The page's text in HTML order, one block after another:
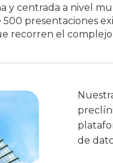
y centrada a nivel
presentaciones
recorren el
de